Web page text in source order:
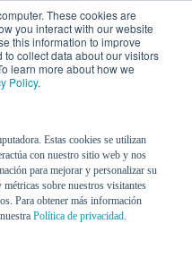
These cookies are
you interact with our website
this information to improve
collect data about our visitors
learn more about how we
Policy.
Estas cookies se utilizan
con nuestro sitio web y nos
para mejorar y personalizar su
sobre nuestros visitantes
Para obtener más información
Política de privacidad.